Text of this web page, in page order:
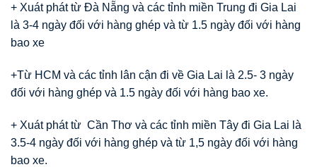
+ Xuát phát từ Đà Nẵng và các tỉnh miền Trung đi Gia Lai
là 3-4 ngày đối với hàng ghép và từ 1.5 ngày đối với hàng
bao xe
+Từ HCM và các tỉnh lân cận đi về Gia Lai là 2.5- 3 ngày
đối với hàng ghép và 1.5 ngày đối với hàng bao xe.
+ Xuát phát từ Cần Thơ và các tỉnh miền Tây đi Gia Lai là
3.5-4 ngày đối với hàng ghép và từ 1,5 ngày đối với hàng
bao xe.